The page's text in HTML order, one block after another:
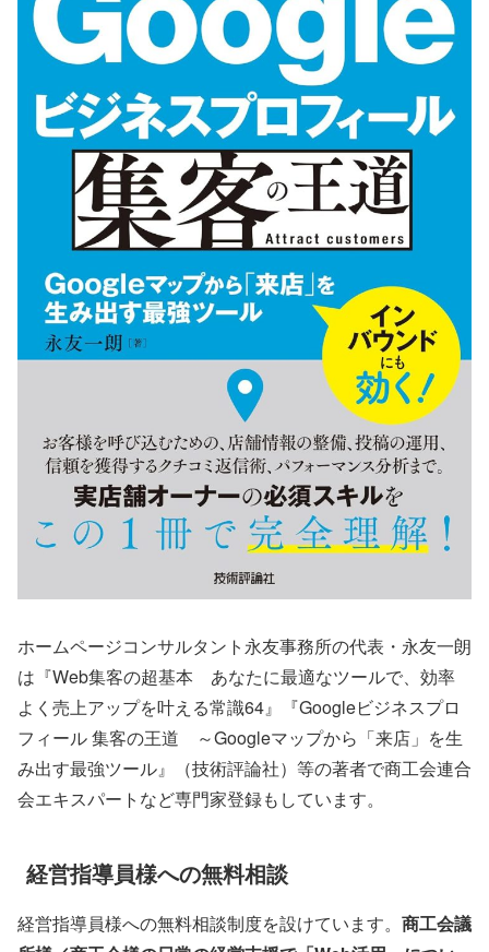
ホームページコンサルタント永友事務所の代表・永友一朗
は『Web集客の超基本 あなたに最適なツールで、効率
よく売上アップを叶える常識64』『Googleビジネスプロ
フィール 集客の王道 ～Googleマップから「来店」を生
み出す最強ツール』（技術評論社）等の著者で商工会連合
会エキスパートなど専門家登録もしています。
経営指導員様への無料相談
経営指導員様への無料相談制度を設けています。 商工会議